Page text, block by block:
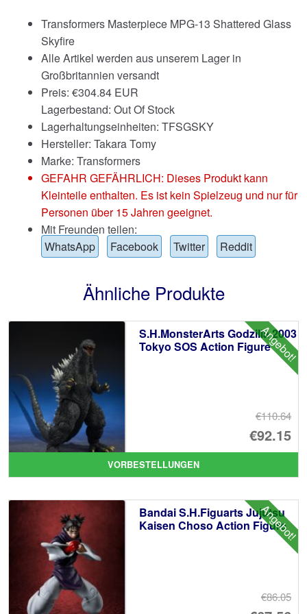
Transformers Masterpiece MPG-13 Shattered Glass
Skyfire
Alle Artikel werden aus unserem Lager in
Großbritannien versandt
Preis: €304.84 EUR
Lagerbestand: Out Of Stock
Lagerhaltungseinheiten: TFSGSKY
Hersteller: Takara Tomy
Marke: Transformers
GEFAHR GEFÄHRLICH: Dieses Produkt kann
Kleinteile enthalten. Es ist kein Spielzeug und nur für
Personen über 15 Jahren geeignet.
Mit Freunden teilen:
WhatsApp
Facebook Twitter Reddit
Ähnliche Produkte
Angebot!
S.H.MonsterArts Godzilla 2003
Tokyo SOS Action Figure
€110.64
€92.15
VORBESTELLUNGEN
Angebot!
Bandai S.H.Figuarts Jujutsu
Kaisen Choso Action Figure
€86.05